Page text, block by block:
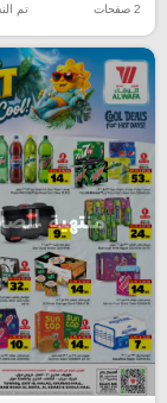
2 صفحات تم
منتهية